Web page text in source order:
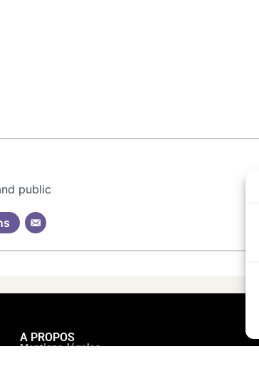
public
A PROPOS
Mentions légales